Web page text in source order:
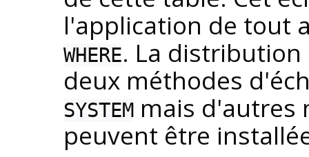
l'application de tout
WHERE. La
deux méthodes
SYSTEM mais d'autres
peuvent être